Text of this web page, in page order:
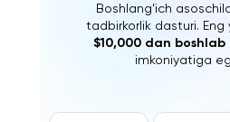
Boshlang’ich
tadbirkorlik dasturi. Eng
$10,000 dan boshlab
imkoniyatiga